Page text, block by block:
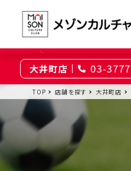
東京
綾瀬
（足立区）
神奈川
大井町店 03-
TOP 店舗を探す 大井町店